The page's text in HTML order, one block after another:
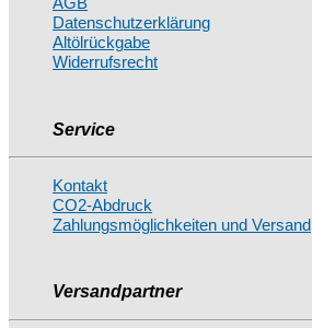
Datenschutzerklärung
Altölrückgabe
Widerrufsrecht
Service
Kontakt
CO2-Abdruck
Zahlungsmöglichkeiten und Versand
Versandpartner